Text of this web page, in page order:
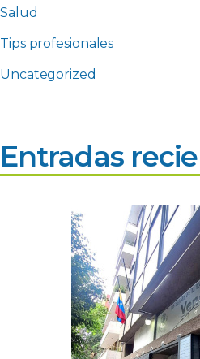
Salud
Tips profesionales
Uncategorized
Entradas